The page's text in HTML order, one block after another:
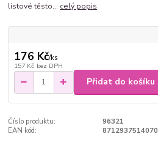
listové těsto... celý popis
176 Kč/ks
157 Kč bez DPH
Přidat do košíku
Číslo produktu:
96321
EAN kód:
8712937514070